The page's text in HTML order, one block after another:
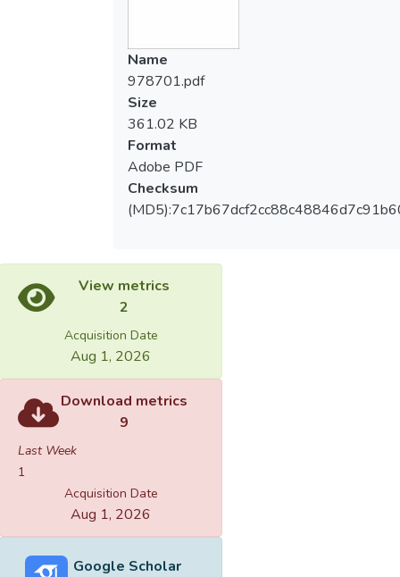
Name
978701.pdf
Size
361.02 KB
Format
Adobe PDF
Checksum
View metrics
2
Acquisition Date
Aug 1, 2026
Download metrics
9
Last Week
1
Acquisition Date
Aug 1, 2026
Google Scholar